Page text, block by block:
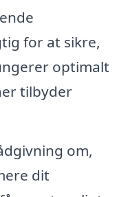
for at sikre,
optimalt
tilbyder
om,
dit